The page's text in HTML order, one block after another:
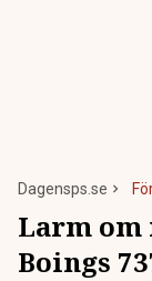
Dagensps.se
Larm
Boings